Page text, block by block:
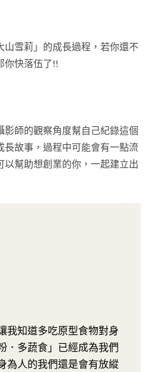
山雪莉」的成長過程，若你還不
你快落伍了!!
影師的觀察角度幫自己紀錄這個
長故事，過程中可能會有一點流
以幫助想創業的你，一起建立出
我知道多吃原型食物對身
．多蔬食」已經成為我們
為人的我們還是會有放縱